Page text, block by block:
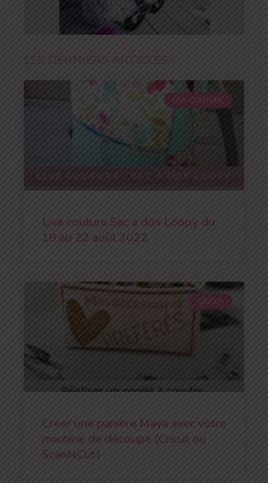
LES DERNIERS ARTICLES :
LIVE COUTURE
Live couture Sac à dos Loopy du
18 au 22 août 2022
CRICUT
Créer une panière Maya avec votre
machine de découpe (Cricut ou
ScanNCut)